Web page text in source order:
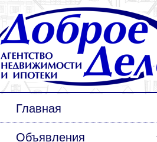
Главная
Объявления